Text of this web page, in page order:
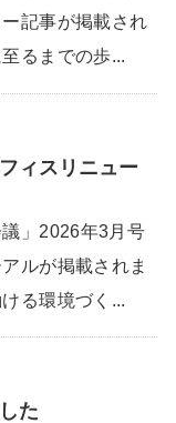
記事が掲載され
るまでの歩...
ィスリニュー
」2026年3月号
ルが掲載されま
る環境づく...
た